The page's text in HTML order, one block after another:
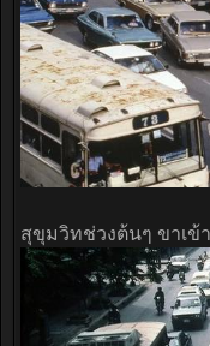
สุขุมวิทช่วงต้นๆ ขาเข้า